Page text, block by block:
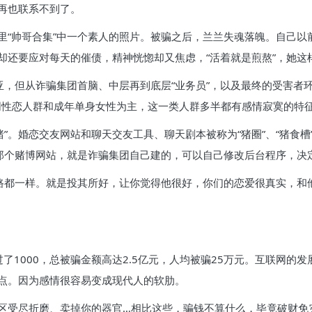
联系不到了。
帅哥合集”中一个素人的照片。被骗之后，兰兰失魂落魄。自己
要应对每天的催债，精神恍惚却又焦虑，“活着就是煎熬”，她
但从诈骗集团首脑、中层再到底层“业务员”，以及最终的受害
恋人群和成年单身女性为主，这一类人群多半都有感情寂寞的特
。婚恋交友网站和聊天交友工具、聊天剧本被称为“猪圈”、“猪食
赌博网站，就是诈骗集团自己建的，可以自己修改后台程序，决
一样。就是投其所好，让你觉得他很好，你们的恋爱很真实，
1000，总被骗金额高达2.5亿元，人均被骗25万元。互联网的
因为感情很容易变成现代人的软肋。
尽折磨、卖掉你的器官…相比这些，骗钱不算什么，毕竟破财